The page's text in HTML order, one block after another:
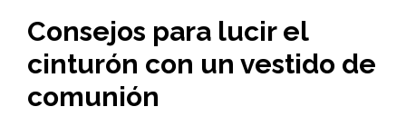
Consejos para lucir el
cinturón con un vestido de
comunión